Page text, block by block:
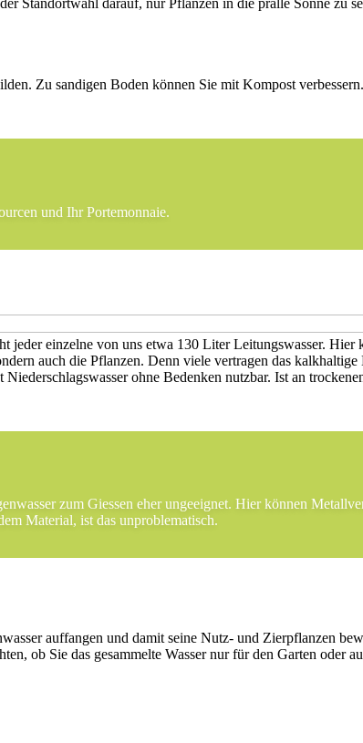
Standortwahl darauf, nur Pflanzen in die pralle Sonne zu
Zu sandigen Boden können Sie mit Kompost
und Ihr Porte­mon­naie.
einzelne von uns etwa 130 Liter Leitungswasser. Hier
auch die Pflanzen. Denn viele vertragen das
ohne Bedenken nutzbar. Ist an
zum Giessen eher ungeeignet. Hier können
Material, ist das unproblematisch.
auffangen und damit seine Nutz- und Zierpflanzen
ob Sie das gesammelte Wasser nur für den Garten oder